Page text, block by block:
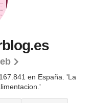
en España. 'La